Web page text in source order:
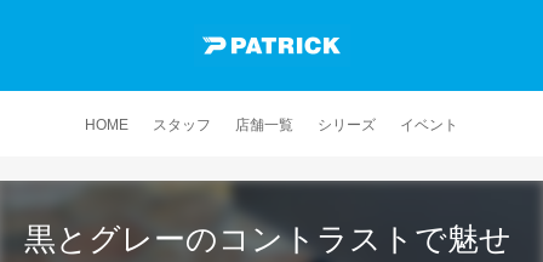
HOME スタッフ 店舗一覧 シリーズ イベント
黒とグレーのコントラストで魅せ